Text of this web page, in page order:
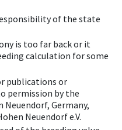
of the state
is too far back or it
calculation for some
publications or
permission by the
Germany,
Neuendorf e.V.